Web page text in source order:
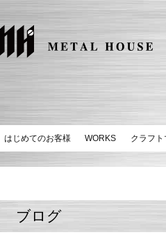
はじめてのお客様 WORKS クラフ
ブログ